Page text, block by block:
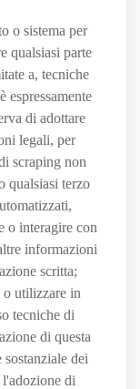
o sistema per
qualsiasi parte
a, tecniche
di adottare
legali, per
scraping non
qualsiasi terzo
o interagire con
informazioni
scritta;
utilizzare in
tecniche di
di questa
dei
di